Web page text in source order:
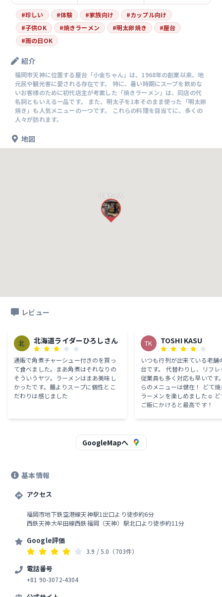
#珍しい #体験 #家族向け #カップル向け
#子供OK #焼きラーメン #明太卵焼き #屋台
#雨の日OK
紹介
福岡市天神に位置する屋台「小金ちゃん」は、1968年の創業以来、地
元民や観光客に愛される存在です。 特に、暑い時期にスープを飲めな
いお客様のために初代店主が考案した「焼きラーメン」は、同店の代
名詞ともいえる一品です。 また、明太子を1本そのまま使った「明太卵
焼き」も人気メニューの一つです。 これらの料理を目当てに、多くの
人々が訪れます。
地図
小金ちゃん
レビュー
北 北海道ライダーひろしさん
通販で角煮チャーシュー付きのを買っ
て食べました。まあ角煮はそれなりの
そういうヤツ。ラーメンはまあ美味し
かったです。麺よりスープに個性とこ
だわりは感じました
TK TOSHI KASU
いつも行列が出来ている老舗
台です。 代替わりし、リフ
従業員も多く対応も早いです
らのメニューは健在！ どて
ラーメンを楽しめました☺️
ご飯にかけると最高です！
GoogleMapへ
基本情報
アクセス
福岡市地下鉄空港線天神駅1出口より徒歩約6分
西鉄天神大牟田線西鉄福岡（天神）駅北口より徒歩約11分
Google評価
3.9 / 5.0 （703件）
電話番号
+81 90-3072-4304